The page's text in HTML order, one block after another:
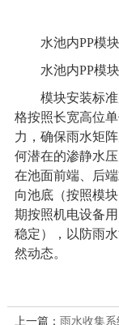
水池内PP模
水池内PP模
模块安装标
格按照长宽高位
力，确保雨水矩
何潜在的渗静水
在池面前端、后
向池底（按照模
期按照机电设备
稳定），以防雨
然动态。
上一篇： 雨水收集